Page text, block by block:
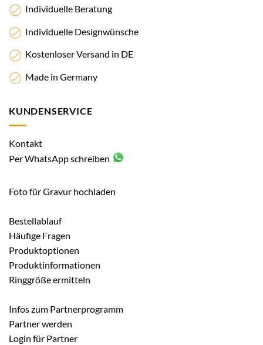
Individuelle Beratung
Individuelle Designwünsche
Kostenloser Versand in DE
Made in Germany
KUNDENSERVICE
Kontakt
Per WhatsApp schreiben
Foto für Gravur hochladen
Bestellablauf
Häufige Fragen
Produktoptionen
Produktinformationen
Ringgröße ermitteln
Infos zum Partnerprogramm
Partner werden
Login für Partner